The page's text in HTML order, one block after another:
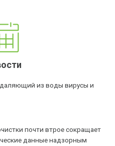
из воды вирусы и
почти втрое сокращает
данные надзорным